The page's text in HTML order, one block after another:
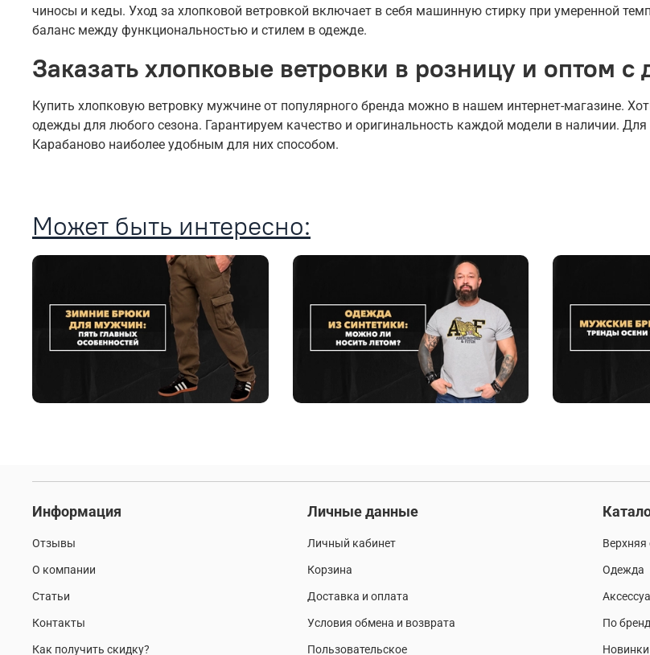
чиносы и кеды. Уход за хлопковой ветровкой включает в себя машинную стирку при умеренной
баланс между функциональностью и стилем в одежде.
Заказать хлопковые ветровки в розницу и оптом с
Купить хлопковую ветровку мужчине от популярного бренда можно в нашем интернет-магазине.
одежды для любого сезона. Гарантируем качество и оригинальность каждой модели в наличии.
Карабаново наиболее удобным для них способом.
Может быть интересно:
Информация
Отзывы
О компании
Статьи
Контакты
Как получить скидку?
Личные данные
Личный кабинет
Корзина
Доставка и оплата
Условия обмена и возврата
Пользовательское
Одежда
По
Новинки